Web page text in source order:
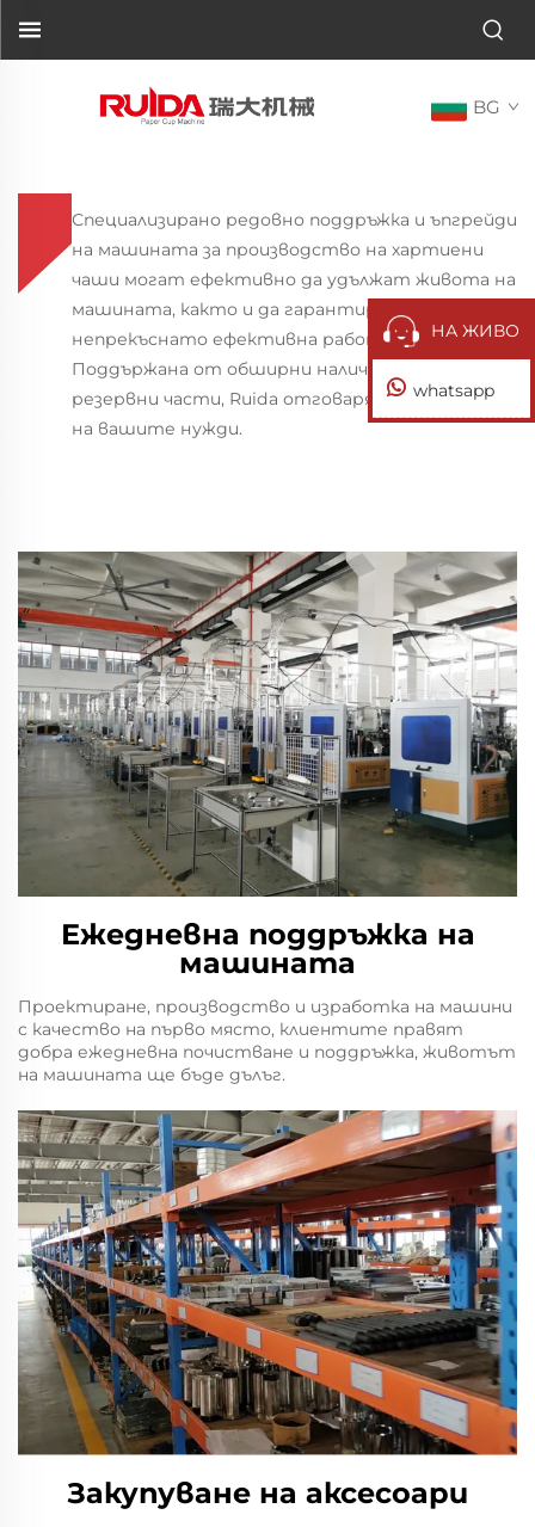
BG
Специализирано редовно поддръжка и ъпгрейди
на машината за производство на хартиени
чаши могат ефективно да удължат живота на
машината, както и да гарантират нейната
непрекъснато ефективна работа.
Поддържана от обширни наличности на
резервни части, Ruida отговаря навременно
на вашите нужди.
Ежедневна поддръжка на
машината
Проектиране, производство и изработка на машини
с качество на първо място, клиентите правят
добра ежедневна почистване и поддръжка, животът
на машината ще бъде дълъг.
Закупуване на аксесоари
НА ЖИВО
whatsapp